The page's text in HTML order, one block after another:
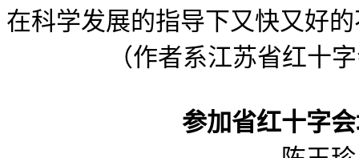
在科学发展的指导下又快又好
（作者系江苏省红十
参加省红十字